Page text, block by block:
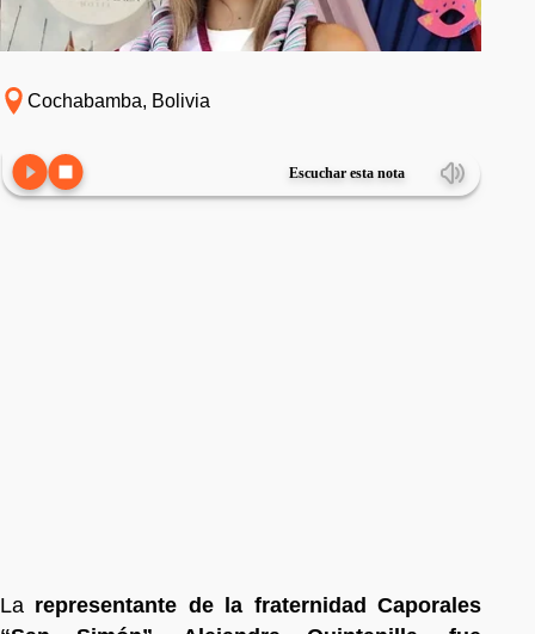
Cochabamba, Bolivia
Escuchar esta nota
La representante de la fraternidad Caporales